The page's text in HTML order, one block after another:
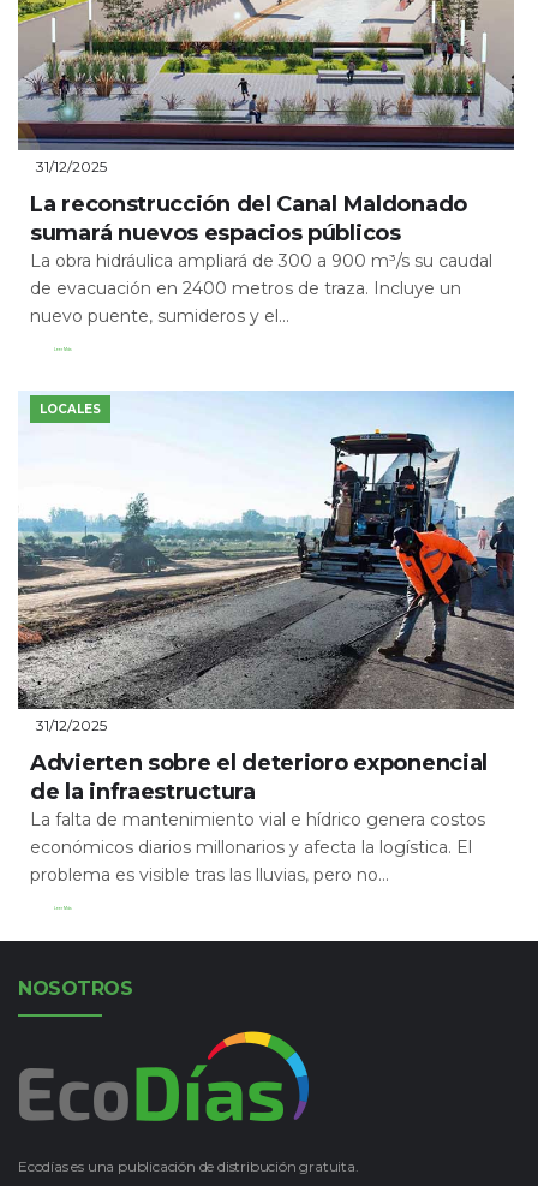
31/12/2025
La reconstrucción del Canal Maldonado
sumará nuevos espacios públicos
La obra hidráulica ampliará de 300 a 900 m³/s su caudal
de evacuación en 2400 metros de traza. Incluye un
nuevo puente, sumideros y el...
Leer Más
LOCALES
31/12/2025
Advierten sobre el deterioro exponencial
de la infraestructura
La falta de mantenimiento vial e hídrico genera costos
económicos diarios millonarios y afecta la logística. El
problema es visible tras las lluvias, pero no...
Leer Más
NOSOTROS
Ecodías es una publicación de distribución gratuita.